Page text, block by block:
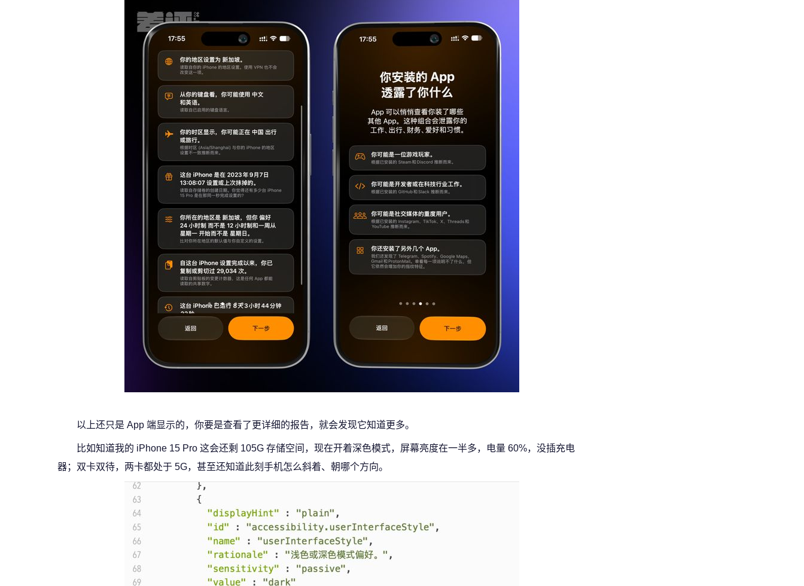
以上还只是 App 端显示的，你要是查看了更详细的报告，就会发现它知道更多。
比如知道我的 iPhone 15 Pro 这会还剩 105G 存储空间，现在开着深色模式，屏幕亮度在一半多，电量 60%，没插充电
器；双卡双待，两卡都处于 5G，甚至还知道此刻手机怎么斜着、朝哪个方向。